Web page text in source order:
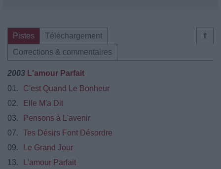
⇑
Pistes
Téléchargement
Corrections & commentaires
2003 L'amour Parfait
01.
C'est Quand Le Bonheur
02.
Elle M'a Dit
03.
Pensons à L'avenir
07.
Tes Désirs Font Désordre
09.
Le Grand Jour
13.
L'amour Parfait